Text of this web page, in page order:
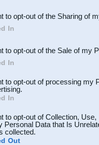
Participants
to opt-out of the Sharing of
In
to opt-out of the Sale of my
In
to opt-out of processing my
In
to opt-out of Collection,
Personal Data that Is
collected.
Out